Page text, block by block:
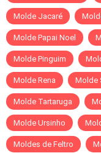
Molde Jacaré
Molde Papai Noel
Molde Pinguim
Molde Rena Molde
Molde Tartaruga
Molde Ursinho
Moldes de Feltro